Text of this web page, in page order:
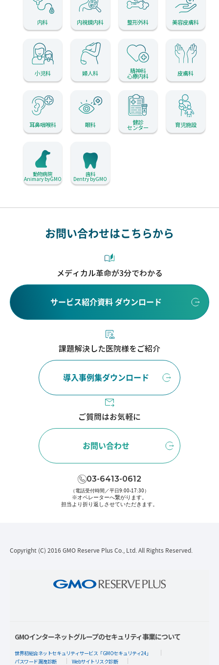
内科 内視鏡内科 整形外科 美容皮膚科
小児科 婦人科 精神科
心療内科 皮膚科
耳鼻咽喉科 眼科 健診
センター 育児施設
動物病院
Animary byGMO
歯科
Dentry byGMO
お問い合わせはこちらから
メディカル革命が3分でわかる
サービス紹介資料 ダウンロード
課題解決した医院様をご紹介
導入事例集ダウンロード
ご質問はお気軽に
お問い合わせ
03-6413-0612
（電話受付時間／平日9:00-17:30）
※オペレーターへ繋がります。
担当より折り返しさせていただきます。
Copyright (C) 2016 GMO Reserve Plus Co., Ltd. All Rights Reserved.
GMOインターネットグループのセキュリティ事業について
世界初総合ネットセキュリティサービス「GMOセキュリティ24」
パスワード漏洩診断
Webサイトリスク診断